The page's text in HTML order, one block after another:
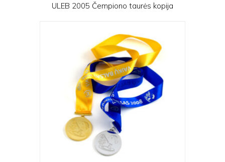
ULEB 2005 Čempiono taurės kopija